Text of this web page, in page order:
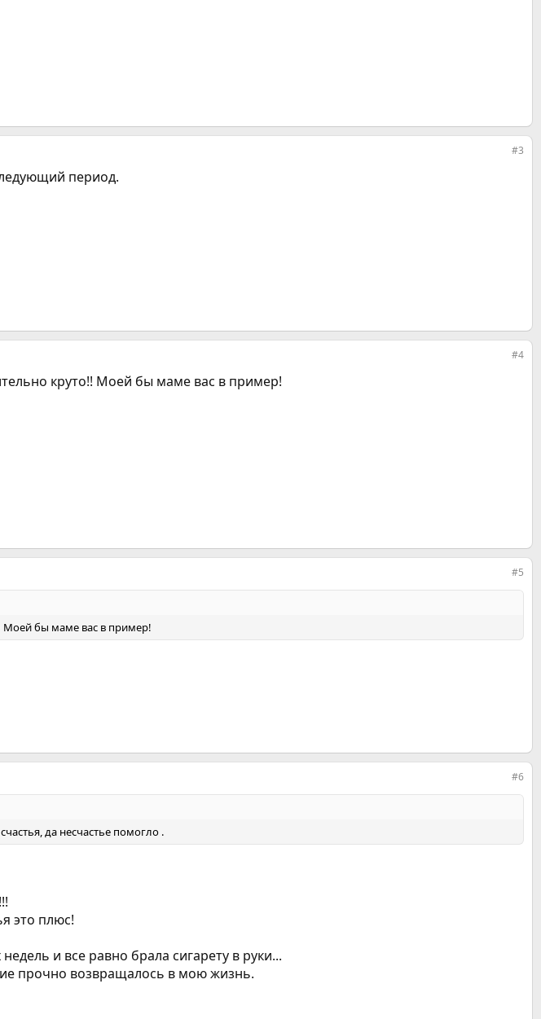
#3
период.
#4
круто!! Моей бы маме вас в пример!
#5
Моей бы маме вас в пример!
#6
да несчастье помогло .
это плюс!
и все равно брала сигарету в руки...
прочно возвращалось в мою жизнь.